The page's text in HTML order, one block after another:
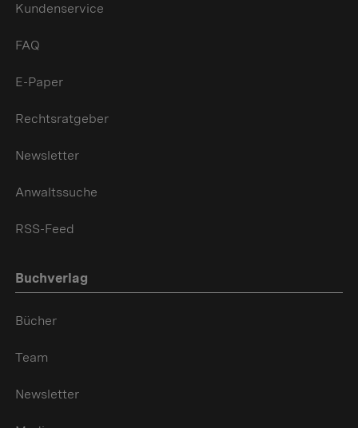
Kundenservice
FAQ
E-Paper
Rechtsratgeber
Newsletter
Anwaltssuche
RSS-Feed
Buchverlag
Bücher
Team
Newsletter